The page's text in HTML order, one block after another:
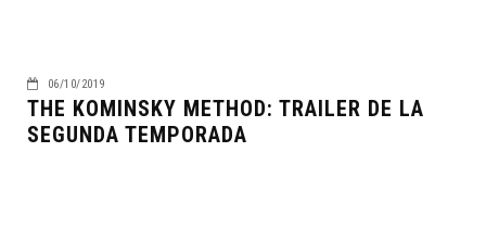
06/10/2019
THE KOMINSKY METHOD: TRAILER DE LA
SEGUNDA TEMPORADA